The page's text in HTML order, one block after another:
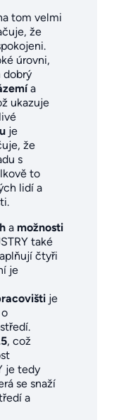
tom velmi
že
úrovni,
dobrý
a
ukazuje
je
že
s
to
lidí a
a možnosti
také
čtyři
je
je
, což
je tedy
se snaží
a